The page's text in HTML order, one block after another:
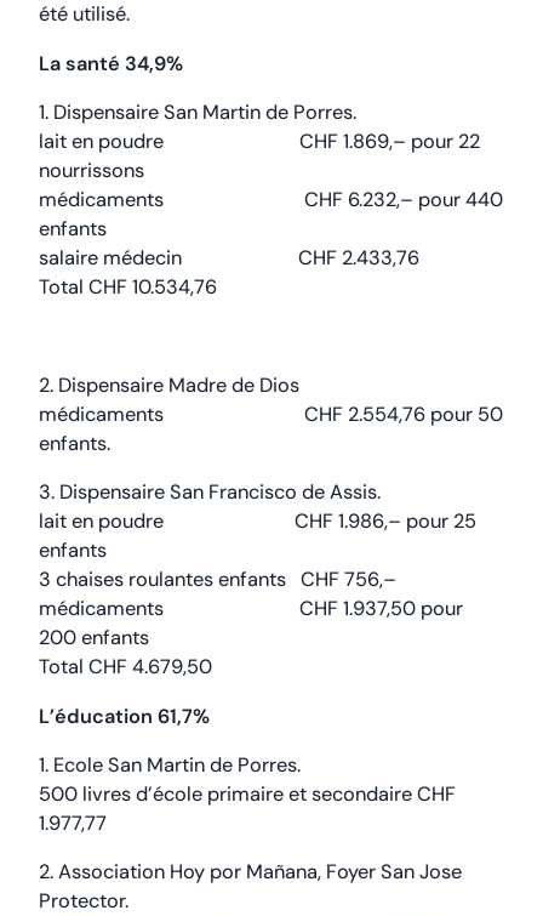
été utilisé.
La santé 34,9%
1. Dispensaire San Martin de Porres.
lait en poudre CHF 1.869,– pour 22
nourrissons
médicaments CHF 6.232,– pour 440
enfants
salaire médecin CHF 2.433,76
Total CHF 10.534,76
2. Dispensaire Madre de Dios
médicaments CHF 2.554,76 pour 50
enfants.
3. Dispensaire San Francisco de Assis.
lait en poudre CHF 1.986,– pour 25
enfants
3 chaises roulantes enfants CHF 756,–
médicaments CHF 1.937,50 pour
200 enfants
Total CHF 4.679,50
L’éducation 61,7%
1. Ecole San Martin de Porres.
500 livres d’école primaire et secondaire CHF
1.977,77
2. Association Hoy por Mañana, Foyer San Jose
Protector.